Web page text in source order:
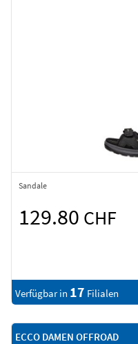
Sandale
129.80 CHF
Verfügbar in 17 Filialen
ECCO DAMEN OFFROAD